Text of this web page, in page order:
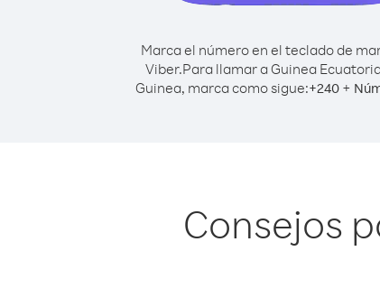
Marca el número en el teclado de
Viber.Para llamar a Guinea
Guinea, marca como sigue:+240 +
Consejos